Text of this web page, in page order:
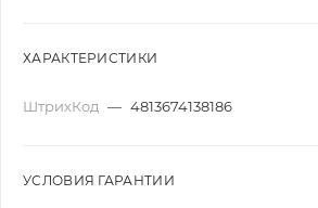
ХАРАКТЕРИСТИКИ
ШтрихКод — 4813674138186
УСЛОВИЯ ГАРАНТИИ